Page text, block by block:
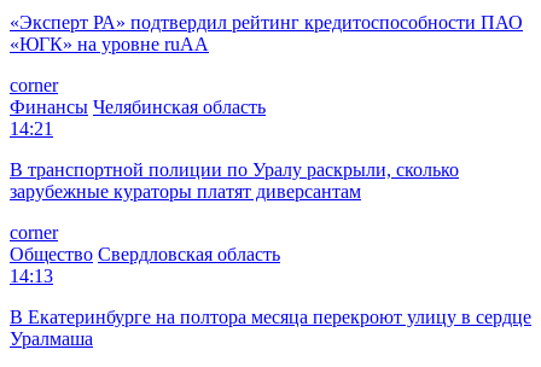
«Эксперт РА» подтвердил рейтинг кредитоспособности ПАО
«ЮГК» на уровне ruAА
corner
Финансы Челябинская область
14:21
В транспортной полиции по Уралу раскрыли, сколько
зарубежные кураторы платят диверсантам
corner
Общество Свердловская область
14:13
В Екатеринбурге на полтора месяца перекроют улицу в сердце
Уралмаша